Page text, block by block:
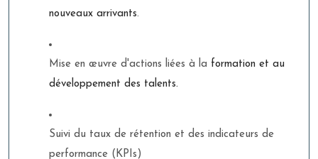
nouveaux arrivants.
Mise en œuvre d'actions liées à la formation et au
développement des talents.
Suivi du taux de rétention et des indicateurs de
performance (KPIs)